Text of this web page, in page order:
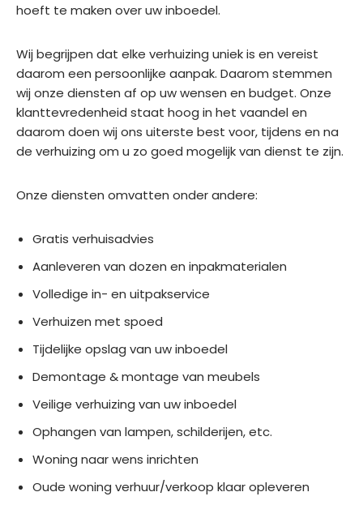
hoeft te maken over uw inboedel.
Wij begrijpen dat elke verhuizing uniek is en vereist
daarom een persoonlijke aanpak. Daarom stemmen
wij onze diensten af op uw wensen en budget. Onze
klanttevredenheid staat hoog in het vaandel en
daarom doen wij ons uiterste best voor, tijdens en na
de verhuizing om u zo goed mogelijk van dienst te zijn.
Onze diensten omvatten onder andere:
Gratis verhuisadvies
Aanleveren van dozen en inpakmaterialen
Volledige in- en uitpakservice
Verhuizen met spoed
Tijdelijke opslag van uw inboedel
Demontage & montage van meubels
Veilige verhuizing van uw inboedel
Ophangen van lampen, schilderijen, etc.
Woning naar wens inrichten
Oude woning verhuur/verkoop klaar opleveren